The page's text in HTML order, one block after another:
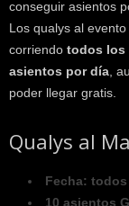
conseguir asientos
Los qualys al
corriendo todos los
asientos por día ,
poder llegar gratis.
Qualys al
Fecha:
10 asientos